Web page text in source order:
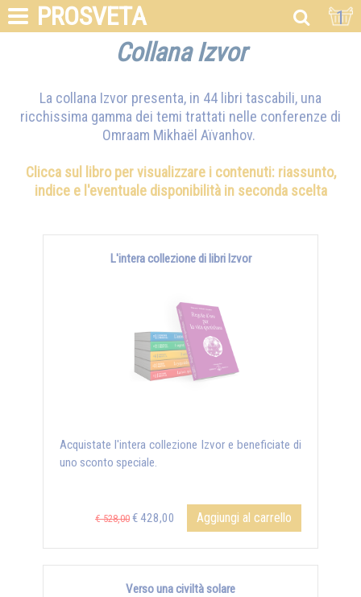
PROSVETA 1
Collana Izvor
La collana Izvor presenta, in 44 libri tascabili, una
ricchissima gamma dei temi trattati nelle conferenze di
Omraam Mikhaël Aïvanhov.
Clicca sul libro per visualizzare i contenuti: riassunto,
indice e l'eventuale disponibilità in seconda scelta
L'intera collezione di libri Izvor
Acquistate l'intera collezione Izvor e beneficiate di
uno sconto speciale.
€ 528,00 € 428,00 Aggiungi al carrello
Verso una civiltà solare